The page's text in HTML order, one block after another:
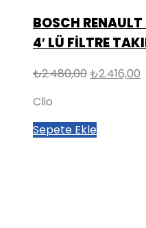
BOSCH
4′ LÜ FİLTRE
₺2.480,00Orijinal
₺2.416,00
Clio
Sepete Ekle